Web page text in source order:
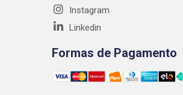
Instagram
Linkedin
Formas de Pagamento